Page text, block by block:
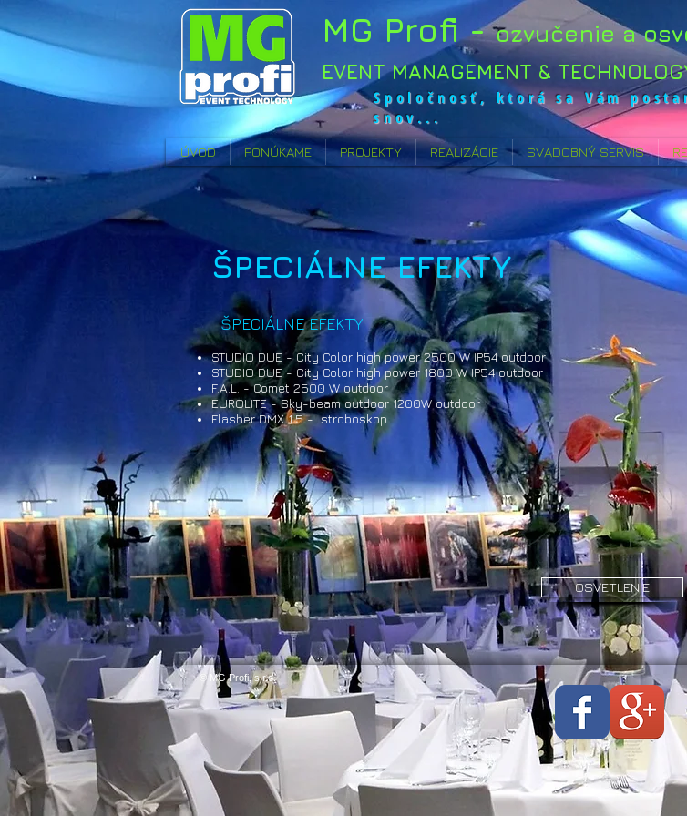
MG Profi -ozvučenie a
EVENT MANAGEMENT &
Spoločnosť, ktorá sa Vám
snov...
ÚVOD PONÚKAME PROJEKTY REALIZÁCIE SVADOBNÝ SERVIS
ŠPECIÁLNE EFEKTY
ŠPECIÁLNE EFEKTY
STUDIO DUE - City Color high power 2500 W IP54 outdoor
STUDIO DUE - City Color high power 1800 W IP54 outdoor
F.A.L. - Comet 2500 W outdoor
EUROLITE - Sky-beam outdoor 1200W outdoor
Flasher DMX 1.5 - stroboskop
OSVETLENIE
© MG Profi, s.r.o.